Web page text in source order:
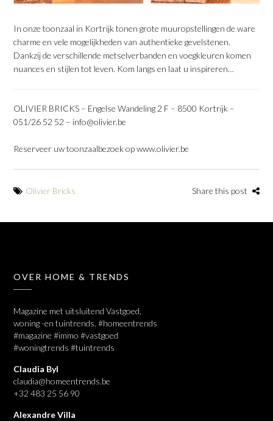
In onzetoonzaal in Kortrijk tonen grote muuropstellingen de ware
charme en vele mogelijkheden van authentieke gevelstenen.
Dankzij de verschillende metselverbanden en voegkleuren komen
nuances en stijlen tot leven. Kom langs en laat u inspireren…
OLIVIER BRICKS – Engelse Wandeling 2 F – 8500 Kortrijk –
051/26 52 52 – info@olivier.be
Reserveer uw toonzaalbezoek op www.olivier.be
Olivier Bricks Share this post
OVER HOME & TRENDS
Magazine met uitsluitend Vastgoed,
woning -en tuintrends. #homeentrends
#magazine #immo #vastgoed
#woningtrends #tuintrends
Claudia Byl
claudia@homeentrends.be
+32 483 25 56 90
Alexandre Villa